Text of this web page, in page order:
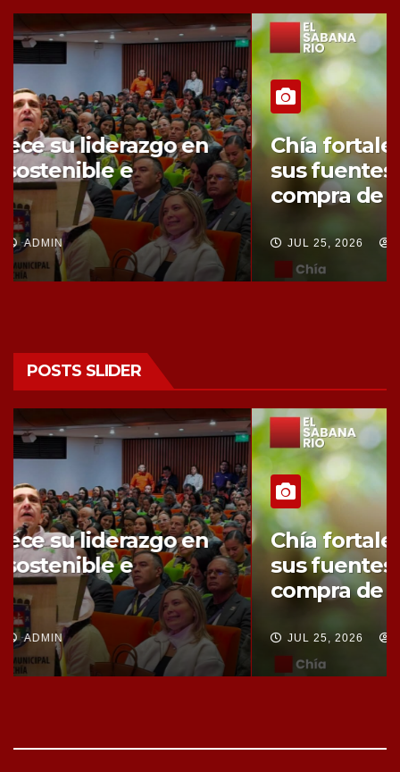
Chía fortalece la protección de
sus fuentes hídricas con la
compra de tres nuevos predios
JUL 25, 2026 ADMIN
POSTS SLIDER
Chía fortalece la protección de
sus fuentes hídricas con la
compra de tres nuevos predios
JUL 25, 2026 ADMIN